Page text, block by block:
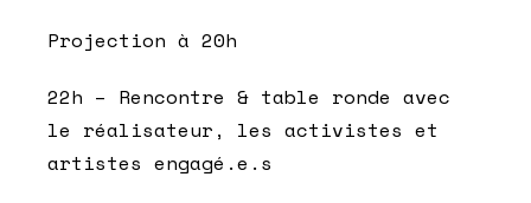
Projection à 20h
22h – Rencontre & table ronde avec
le réalisateur, les activistes et
artistes engagé.e.s